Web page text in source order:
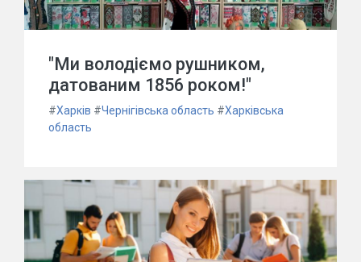
"Ми володіємо рушником,
датованим 1856 роком!"
#Харків #Чернігівська область #Харківська
область